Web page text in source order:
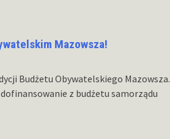
Mazowsza!
Budżetu Obywatelskiego Mazowsza.
z budżetu samorządu